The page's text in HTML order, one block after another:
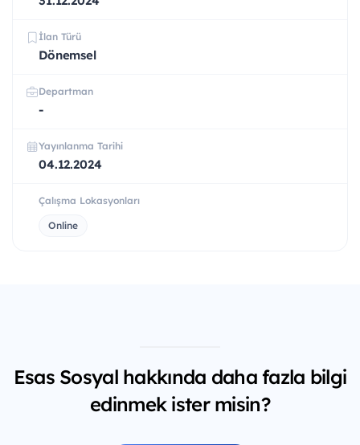
İlan Türü
Dönemsel
Departman
-
Yayınlanma Tarihi
04.12.2024
Çalışma Lokasyonları
Online
Esas Sosyal hakkında daha fazla bilgi
edinmek ister misin?